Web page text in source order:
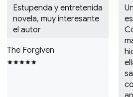
Estupenda y entretenida
novela, muy interesante
el autor
The Forgiven